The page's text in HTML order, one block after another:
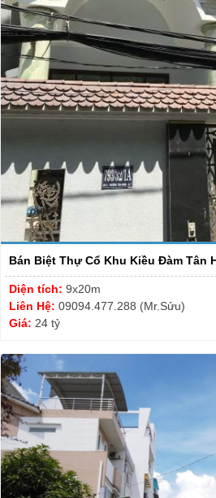
Bán Biệt Thự Cổ Khu Kiều Đàm Tân
Diện tích: 9x20m
Liên Hệ: 09094.477.288 (Mr.Sửu)
Giá: 24 tỷ